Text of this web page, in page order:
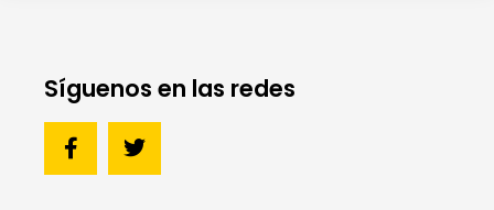
Síguenos en las redes